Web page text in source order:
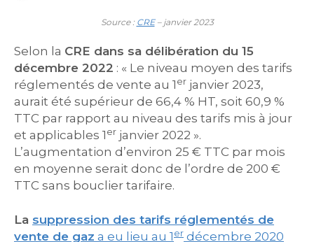
Source : CRE– janvier 2023
Selon la CRE dans sa délibération du 15
décembre 2022 : « Le niveau moyen des tarifs
réglementés de vente au 1 er janvier 2023,
aurait été supérieur de 66,4 % HT, soit 60,9 %
TTC par rapport au niveau des tarifs mis à jour
et applicables 1 er janvier 2022 ».
L’augmentation d’environ 25 € TTC par mois
en moyenne serait donc de l’ordre de 200 €
TTC sans bouclier tarifaire.
La suppression des tarifs réglementés de
vente de gaz a eu lieu au 1 er décembre 2020